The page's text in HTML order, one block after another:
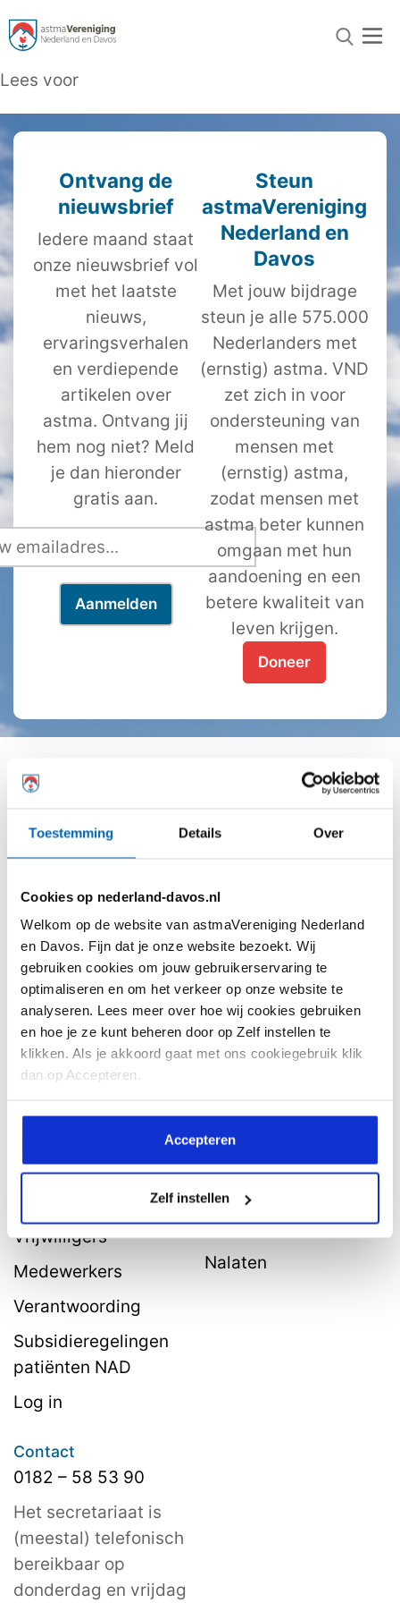
Toestemming Details Over
Cookies op nederland-davos.nl
Welkom op de website van astmaVereniging Nederland
en Davos. Fijn dat je onze website bezoekt. Wij
gebruiken cookies om jouw gebruikerservaring te
optimaliseren en om het verkeer op onze website te
analyseren. Lees meer over hoe wij cookies gebruiken
en hoe je ze kunt beheren door op Zelf instellen te
klikken. Als je akkoord gaat met ons cookiegebruik klik
dan op Accepteren.
Accepteren
Zelf instellen
Lees voor
Ontvang de
nieuwsbrief
Iedere maand staat
onze nieuwsbrief vol
met het laatste
nieuws,
ervaringsverhalen
en verdiepende
artikelen over
astma. Ontvang jij
hem nog niet? Meld
je dan hieronder
gratis aan.
Steun
astmaVereniging
Nederland en
Davos
Met jouw bijdrage
steun je alle 575.000
Nederlanders met
(ernstig) astma. VND
zet zich in voor
ondersteuning van
mensen met
(ernstig) astma,
zodat mensen met
astma beter kunnen
omgaan met hun
aandoening en een
betere kwaliteit van
leven krijgen.
Doneer
Feiten en Cijfers
Astma Actieplan
Informatiekaarten
Interessante websites
Vragen en antwoorden
Downloads
Ervaringsverhalen
Reactie! Magazine
Reactie! Online
Video's
Doelstelling
Vrijwilligers
Medewerkers
Verantwoording
Subsidieregelingen
patiënten NAD
Log in
Lid worden
Doneren
Doneren met
belastingvoordeel
Nalaten
Contact
0182 – 58 53 90
Het secretariaat is
(meestal) telefonisch
bereikbaar op
donderdag en vrijdag